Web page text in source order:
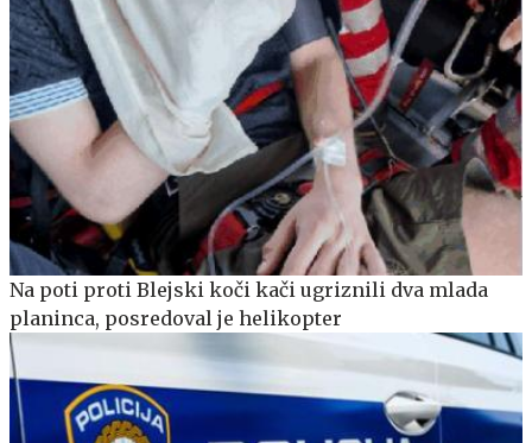
Na poti proti Blejski koči kači ugriznili dva mlada
planinca, posredoval je helikopter